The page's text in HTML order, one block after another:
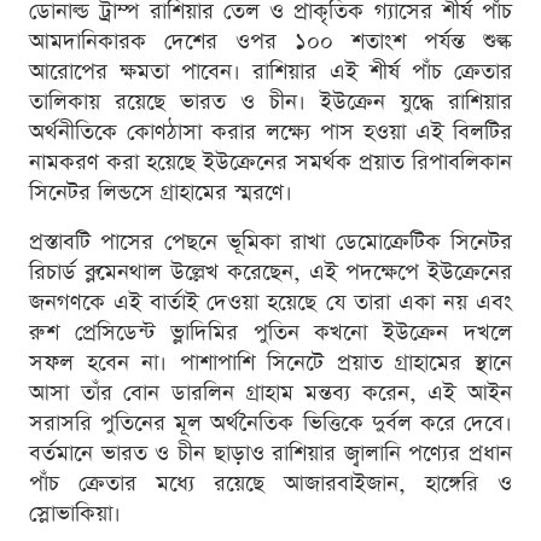
ডোনাল্ড ট্রাম্প রাশিয়ার তেল ও প্রাকৃতিক গ্যাসের শীর্ষ পাঁচ
আমদানিকারক দেশের ওপর ১০০ শতাংশ পর্যন্ত শুল্ক
আরোপের ক্ষমতা পাবেন। রাশিয়ার এই শীর্ষ পাঁচ ক্রেতার
তালিকায় রয়েছে ভারত ও চীন। ইউক্রেন যুদ্ধে রাশিয়ার
অর্থনীতিকে কোণঠাসা করার লক্ষ্যে পাস হওয়া এই বিলটির
নামকরণ করা হয়েছে ইউক্রেনের সমর্থক প্রয়াত রিপাবলিকান
সিনেটর লিন্ডসে গ্রাহামের স্মরণে।
প্রস্তাবটি পাসের পেছনে ভূমিকা রাখা ডেমোক্রেটিক সিনেটর
রিচার্ড ব্লুমেনথাল উল্লেখ করেছেন, এই পদক্ষেপে ইউক্রেনের
জনগণকে এই বার্তাই দেওয়া হয়েছে যে তারা একা নয় এবং
রুশ প্রেসিডেন্ট ভ্লাদিমির পুতিন কখনো ইউক্রেন দখলে
সফল হবেন না। পাশাপাশি সিনেটে প্রয়াত গ্রাহামের স্থানে
আসা তাঁর বোন ডারলিন গ্রাহাম মন্তব্য করেন, এই আইন
সরাসরি পুতিনের মূল অর্থনৈতিক ভিত্তিকে দুর্বল করে দেবে।
বর্তমানে ভারত ও চীন ছাড়াও রাশিয়ার জ্বালানি পণ্যের প্রধান
পাঁচ ক্রেতার মধ্যে রয়েছে আজারবাইজান, হাঙ্গেরি ও
স্লোভাকিয়া।